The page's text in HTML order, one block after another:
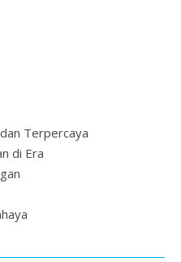
Terpercaya
di Era